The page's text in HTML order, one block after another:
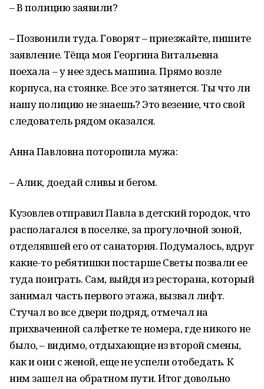
– В полицию заявили?
– Позвонили туда. Говорят – приезжайте, пишите
заявление. Тёща моя Георгина Витальевна
поехала – у нее здесь машина. Прямо возле
корпуса, на стоянке. Все это затянется. Ты что ли
нашу полицию не знаешь? Это везение, что свой
следователь рядом оказался.
Анна Павловна поторопила мужа:
– Алик, доедай сливы и бегом.
Кузовлев отправил Павла в детский городок, что
располагался в поселке, за прогулочной зоной,
отделявшей его от санатория. Подумалось, вдруг
какие-то ребятишки постарше Светы позвали ее
туда поиграть. Сам, выйдя из ресторана, который
занимал часть первого этажа, вызвал лифт.
Стучал во все двери подряд, отмечал на
прихваченной салфетке те номера, где никого не
было, – видимо, отдыхающие из второй смены,
как и они с женой, еще не успели отобедать. К
ним зашел на обратном пути. Итог довольно